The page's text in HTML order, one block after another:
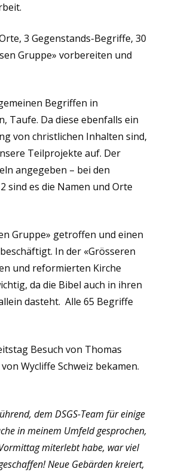
3 Gegenstands-Begriffe, 30
Gruppe» vorbereiten und
Begriffen in
Taufe. Da diese ebenfalls ein
von christlichen Inhalten sind,
Teilprojekte auf. Der
angegeben – bei den
sind es die Namen und Orte
Gruppe» getroffen und einen
In der «Grösseren
und reformierten Kirche
da die Bibel auch in ihren
dasteht. Alle 65 Begriffe
Besuch von Thomas
Wycliffe Schweiz bekamen.
dem DSGS-Team für einige
in meinem Umfeld gesprochen,
miterlebt habe, war viel
Neue Gebärden kreiert,